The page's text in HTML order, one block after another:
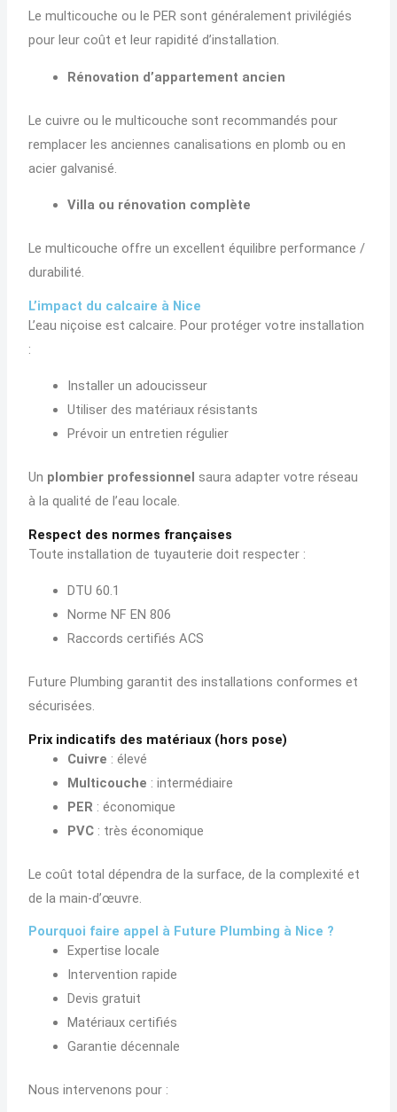
Le multicouche ou le PER sont généralement privilégiés
pour leur coût et leur rapidité d’installation.
Rénovation d’appartement ancien
Le cuivre ou le multicouche sont recommandés pour
remplacer les anciennes canalisations en plomb ou en
acier galvanisé.
Villa ou rénovation complète
Le multicouche offre un excellent équilibre performance /
durabilité.
L’impact du calcaire à Nice
L’eau niçoise est calcaire. Pour protéger votre installation
:
Installer un adoucisseur
Utiliser des matériaux résistants
Prévoir un entretien régulier
Un plombier professionnel saura adapter votre réseau
à la qualité de l’eau locale.
Respect des normes françaises
Toute installation de tuyauterie doit respecter :
DTU 60.1
Norme NF EN 806
Raccords certifiés ACS
Future Plumbing garantit des installations conformes et
sécurisées.
Prix indicatifs des matériaux (hors pose)
Cuivre : élevé
Multicouche : intermédiaire
PER : économique
PVC : très économique
Le coût total dépendra de la surface, de la complexité et
de la main-d’œuvre.
Pourquoi faire appel à Future Plumbing à Nice ?
Expertise locale
Intervention rapide
Devis gratuit
Matériaux certifiés
Garantie décennale
Nous intervenons pour :